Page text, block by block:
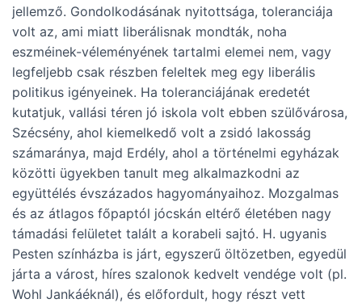
jellemző. Gondolkodásának nyitottsága, toleranciája
volt az, ami miatt liberálisnak mondták, noha
eszméinek-véleményének tartalmi elemei nem, vagy
legfeljebb csak részben feleltek meg egy liberális
politikus igényeinek. Ha toleranciájának eredetét
kutatjuk, vallási téren jó iskola volt ebben szülővárosa,
Szécsény, ahol kiemelkedő volt a zsidó lakosság
számaránya, majd Erdély, ahol a történelmi egyházak
közötti ügyekben tanult meg alkalmazkodni az
együttélés évszázados hagyományaihoz. Mozgalmas
és az átlagos főpaptól jócskán eltérő életében nagy
támadási felületet talált a korabeli sajtó. H. ugyanis
Pesten színházba is járt, egyszerű öltözetben, egyedül
járta a várost, híres szalonok kedvelt vendége volt (pl.
Wohl Jankáéknál), és előfordult, hogy részt vett